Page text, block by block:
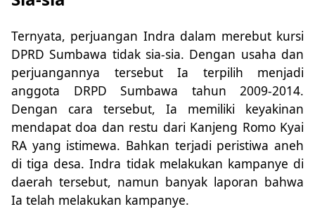
Ternyata, perjuangan Indra dalam merebut kursi
DPRD Sumbawa tidak sia-sia. Dengan usaha dan
perjuangannya tersebut Ia terpilih menjadi
anggota DRPD Sumbawa tahun 2009-2014.
Dengan cara tersebut, Ia memiliki keyakinan
mendapat doa dan restu dari Kanjeng Romo Kyai
RA yang istimewa. Bahkan terjadi peristiwa aneh
di tiga desa. Indra tidak melakukan kampanye di
daerah tersebut, namun banyak laporan bahwa
Ia telah melakukan kampanye.